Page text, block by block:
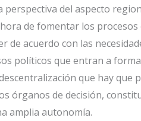
del aspecto
de fomentar los procesos
de acuerdo con las
políticos que entran a
que hay que
órganos de decisión,
amplia autonomía.